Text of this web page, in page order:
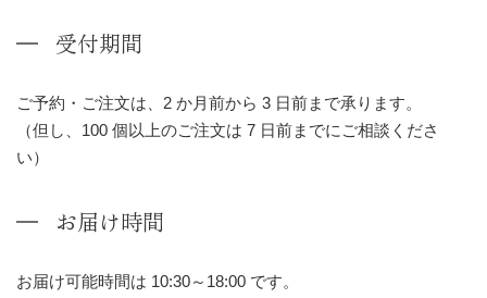
受付期間
ご予約・ご注文は、2 か月前から 3 日前まで承ります。
（但し、100 個以上のご注文は 7 日前までにご相談くださ
い）
お届け時間
お届け可能時間は 10:30～18:00 です。